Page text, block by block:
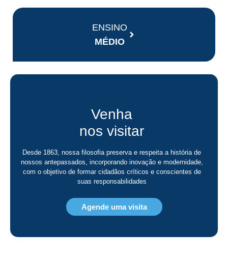
ENSINO
MÉDIO
Venha
nos visitar
Desde 1863, nossa filosofia preserva e respeita a história de
nossos antepassados, incorporando inovação e modernidade,
com o objetivo de formar cidadãos críticos e conscientes de
suas responsabilidades
Agende uma visita